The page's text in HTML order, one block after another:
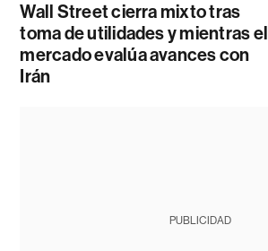
Wall Street cierra mixto tras
toma de utilidades y mientras el
mercado evalúa avances con
Irán
PUBLICIDAD